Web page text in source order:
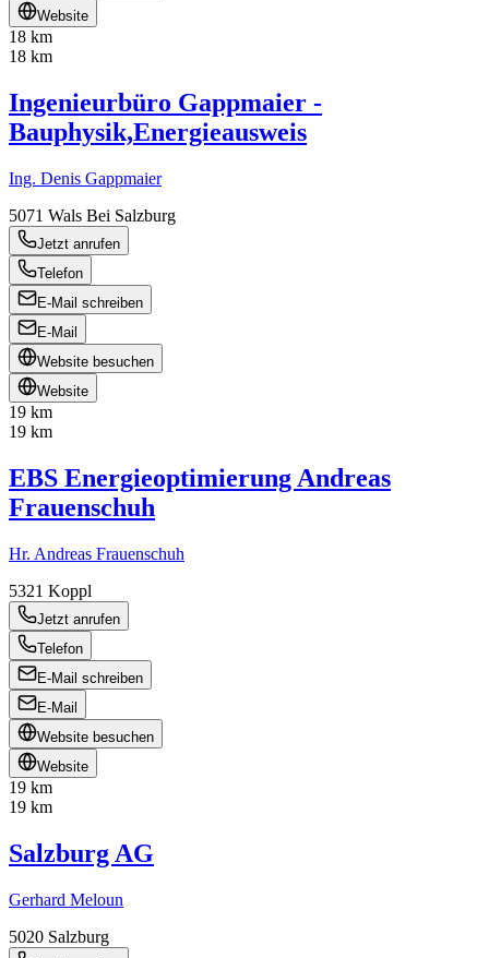
Website
18 km
18 km
Ingenieurbüro Gappmaier -
Bauphysik,Energieausweis
Ing. Denis Gappmaier
5071 Wals Bei Salzburg
Jetzt anrufen
Telefon
E-Mail schreiben
E-Mail
Website besuchen
Website
19 km
19 km
EBS Energieoptimierung Andreas
Frauenschuh
Hr. Andreas Frauenschuh
5321 Koppl
Jetzt anrufen
Telefon
E-Mail schreiben
E-Mail
Website besuchen
Website
19 km
19 km
Salzburg AG
Gerhard Meloun
5020 Salzburg